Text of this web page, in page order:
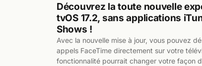
Découvrez la toute nouvelle
tvOS 17.2, sans applications
Shows !
Avec la nouvelle mise à jour, vous pouvez
appels FaceTime directement sur votre
fonctionnalité pourrait changer votre façon